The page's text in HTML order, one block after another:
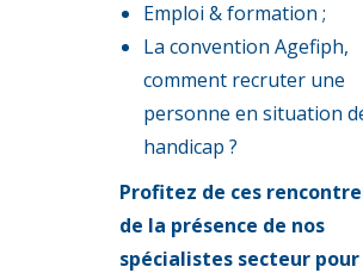
Emploi & formation ;
La convention Agefiph,
comment recruter une
personne en situation
handicap ?
Profitez de ces
de la présence de nos
spécialistes secteur pour